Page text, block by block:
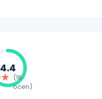
4.4
(16
ocen)